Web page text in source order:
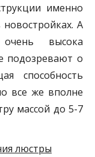
именно
новостройках. А
высока
подозревают о
способность
все же вполне
массой до 5-7